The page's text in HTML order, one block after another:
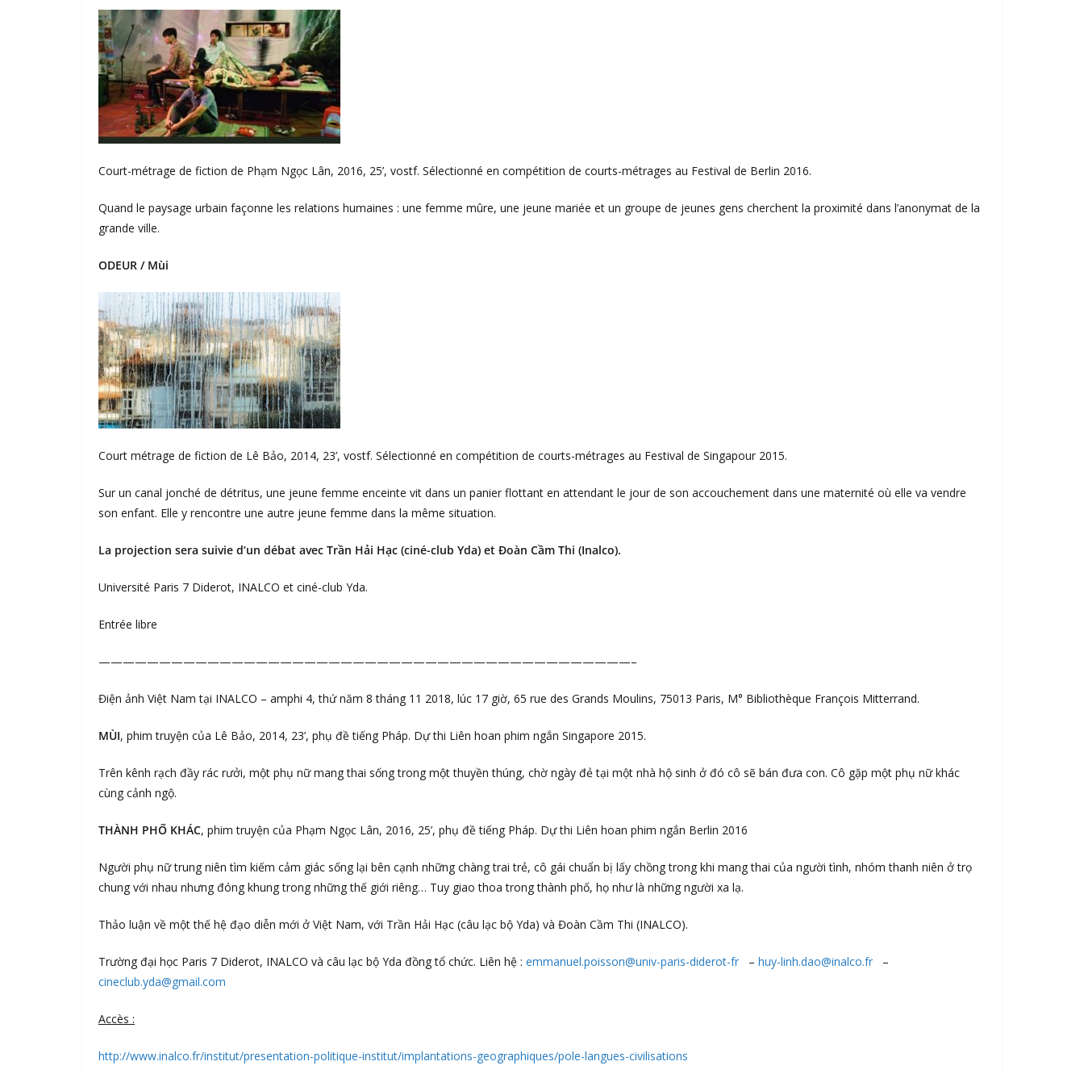
Court-métrage de fiction de Phạm Ngọc Lân, 2016, 25’, vostf. Sélectionné en compétition de courts-métrages au Festival de Berlin 2016.
Quand le paysage urbain façonne les relations humaines : une femme mûre, une jeune mariée et un groupe de jeunes gens cherchent la proximité dans l’anonymat de la
grande ville.
ODEUR / Mùi
Court métrage de fiction de Lê Bảo, 2014, 23’, vostf. Sélectionné en compétition de courts-métrages au Festival de Singapour 2015.
Sur un canal jonché de détritus, une jeune femme enceinte vit dans un panier flottant en attendant le jour de son accouchement dans une maternité où elle va vendre
son enfant. Elle y rencontre une autre jeune femme dans la même situation.
La projection sera suivie d’un débat avec Trần Hải Hạc (ciné-club Yda) et Đoàn Cầm Thi (Inalco).
Université Paris 7 Diderot, INALCO et ciné-club Yda.
Entrée libre
————————————————————————————————————————————–
Điện ảnh Việt Nam tại INALCO – amphi 4, thứ năm 8 tháng 11 2018, lúc 17 giờ, 65 rue des Grands Moulins, 75013 Paris, M° Bibliothèque François Mitterrand.
MÙI, phim truyện của Lê Bảo, 2014, 23’, phụ đề tiếng Pháp. Dự thi Liên hoan phim ngắn Singapore 2015.
Trên kênh rạch đầy rác rưởi, một phụ nữ mang thai sống trong một thuyền thúng, chờ ngày đẻ tại một nhà hộ sinh ở đó cô sẽ bán đưa con. Cô gặp một phụ nữ khác
cùng cảnh ngộ.
THÀNH PHỐ KHÁC, phim truyện của Phạm Ngọc Lân, 2016, 25’, phụ đề tiếng Pháp. Dự thi Liên hoan phim ngắn Berlin 2016
Người phụ nữ trung niên tìm kiếm cảm giác sống lại bên cạnh những chàng trai trẻ, cô gái chuẩn bị lấy chồng trong khi mang thai của người tình, nhóm thanh niên ở trọ
chung với nhau nhưng đóng khung trong những thế giới riêng… Tuy giao thoa trong thành phố, họ như là những người xa lạ.
Thảo luận về một thế hệ đạo diễn mới ở Việt Nam, với Trần Hải Hạc (câu lạc bộ Yda) và Đoàn Cầm Thi (INALCO).
Trường đại học Paris 7 Diderot, INALCO và câu lạc bộ Yda đồng tổ chức. Liên hệ : emmanuel.poisson@univ-paris-diderot-fr – huy-linh.dao@inalco.fr –
cineclub.yda@gmail.com
Accès :
http://www.inalco.fr/institut/presentation-politique-institut/implantations-geographiques/pole-langues-civilisations